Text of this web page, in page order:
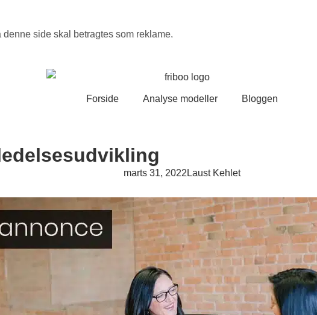
side skal betragtes som reklame.
Forside Analyse modeller Bloggen
marts 31, 2022 Laust Kehlet